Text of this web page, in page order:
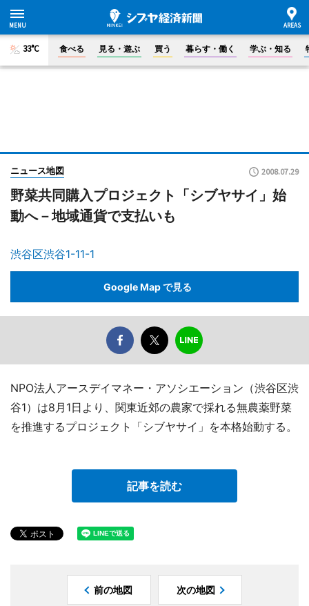
33°C 食べる 見る・遊ぶ 買う 暮らす・働く 学ぶ・知る
ニュース地図 2008.07.29
野菜共同購入プロジェクト「シブヤサイ」始
動へ－地域通貨で支払いも
渋谷区渋谷1-11-1
Google Map で見る
NPO法人アースデイマネー・アソシエーション（渋谷区渋
谷1）は8月1日より、関東近郊の農家で採れる無農薬野菜
を推進するプロジェクト「シブヤサイ」を本格始動する。
記事を読む
前の地図 次の地図